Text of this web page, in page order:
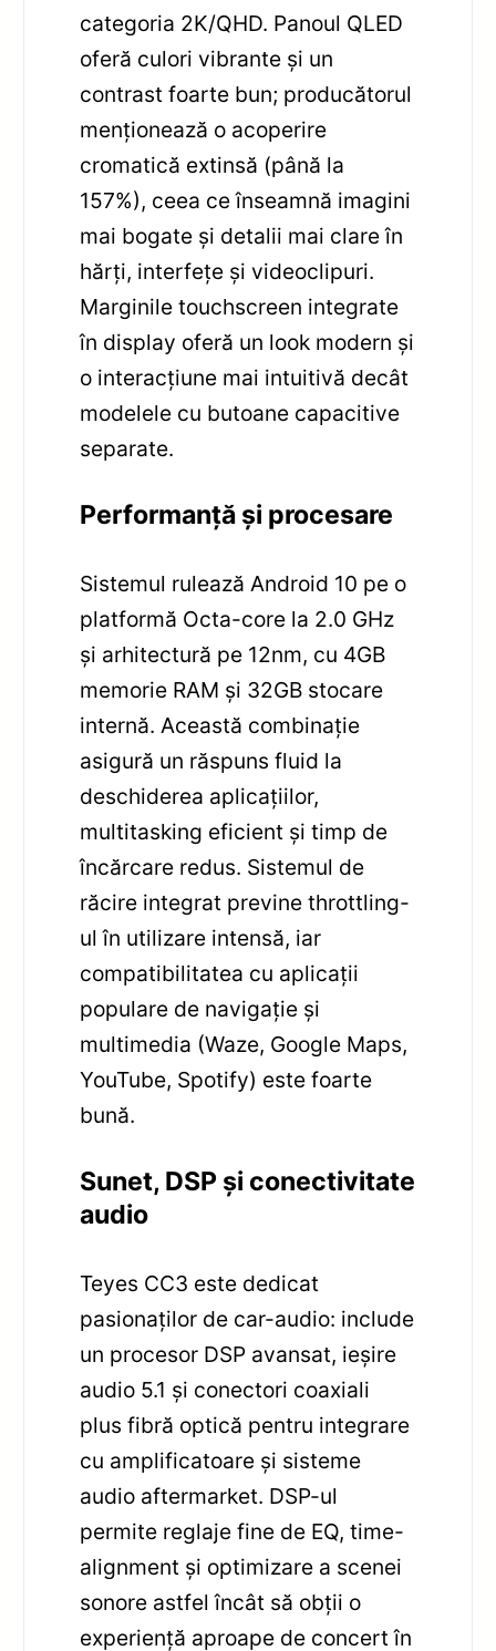
categoria 2K/QHD. Panoul QLED
oferă culori vibrante și un
contrast foarte bun; producătorul
menționează o acoperire
cromatică extinsă (până la
157%), ceea ce înseamnă imagini
mai bogate și detalii mai clare în
hărți, interfețe și videoclipuri.
Marginile touchscreen integrate
în display oferă un look modern și
o interacțiune mai intuitivă decât
modelele cu butoane capacitive
separate.
Performanță și procesare
Sistemul rulează Android 10 pe o
platformă Octa-core la 2.0 GHz
și arhitectură pe 12nm, cu 4GB
memorie RAM și 32GB stocare
internă. Această combinație
asigură un răspuns fluid la
deschiderea aplicațiilor,
multitasking eficient și timp de
încărcare redus. Sistemul de
răcire integrat previne throttling-
ul în utilizare intensă, iar
compatibilitatea cu aplicații
populare de navigație și
multimedia (Waze, Google Maps,
YouTube, Spotify) este foarte
bună.
Sunet, DSP și conectivitate
audio
Teyes CC3 este dedicat
pasionaților de car-audio: include
un procesor DSP avansat, ieșire
audio 5.1 și conectori coaxiali
plus fibră optică pentru integrare
cu amplificatoare și sisteme
audio aftermarket. DSP-ul
permite reglaje fine de EQ, time-
alignment și optimizare a scenei
sonore astfel încât să obții o
experiență aproape de concert în